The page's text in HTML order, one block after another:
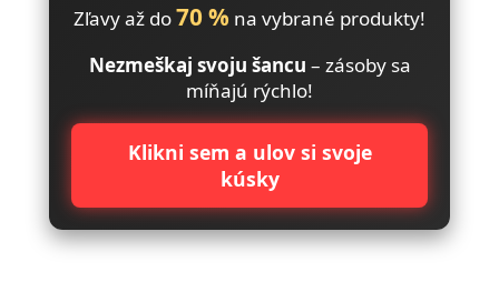
Zľavy až do70 % na vybrané produkty!
Nezmeškaj svoju šancu – zásoby sa
míňajú rýchlo!
Klikni sem a ulov si svoje
kúsky